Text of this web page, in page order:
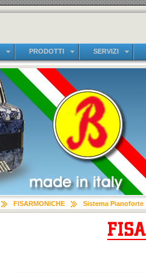
PRODOTTI SERVIZI
FISARMONICHE Sistema Pianoforte